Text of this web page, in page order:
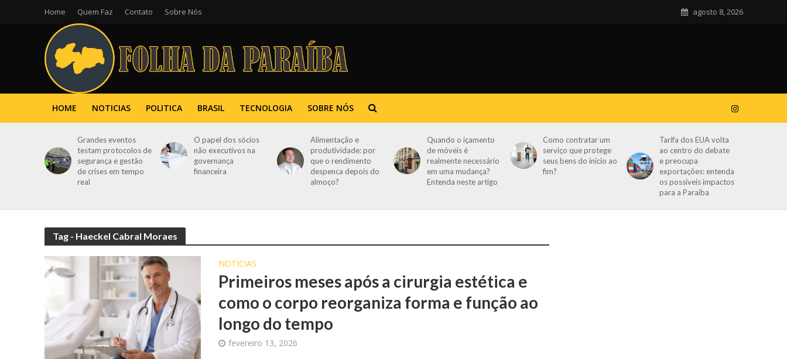
Home Quem Faz Contato Sobre Nós agosto 8, 2026
HOME NOTICIAS POLITICA BRASIL TECNOLOGIA SOBRE NÓS
Grandes eventos
testam protocolos de
segurança e gestão
de crises em tempo
real
O papel dos sócios
não executivos na
governança
financeira
Alimentação e
produtividade: por
que o rendimento
despenca depois do
almoço?
Quando o içamento
de móveis é
realmente necessário
em uma mudança?
Entenda neste artigo
Como contratar um
serviço que protege
seus bens do início ao
fim?
Tarifa dos EUA volta
ao centro do debate
e preocupa
exportações: entenda
os possíveis impactos
para a Paraíba
Tag - Haeckel Cabral Moraes
NOTICIAS
Primeiros meses após a cirurgia estética e
como o corpo reorganiza forma e função ao
longo do tempo
fevereiro 13, 2026